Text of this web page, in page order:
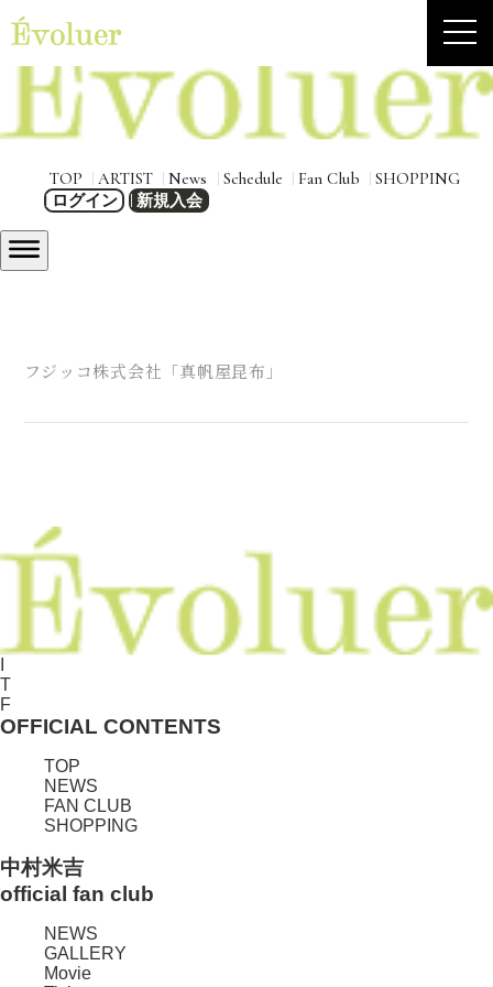
TOP ARTIST News Schedule Fan Club SHOPPING
ログイン 新規入会
フジッコ株式会社「真帆屋昆布」
T
F
OFFICIAL CONTENTS
TOP
NEWS
FAN CLUB
SHOPPING
中村米吉
official fan club
NEWS
GALLERY
Movie